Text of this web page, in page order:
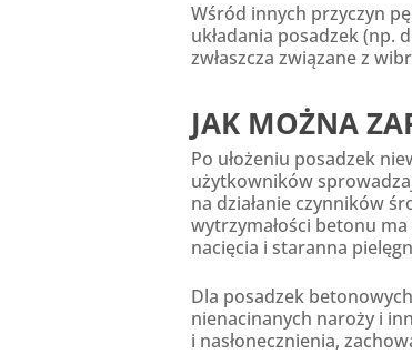
Wśród innych przyczyn
układania posadzek (np.
zwłaszcza związane z
JAK MOŻNA
Po ułożeniu posadzek
użytkowników
na działanie czynników
wytrzymałości betonu
nacięcia i staranna
Dla posadzek
nienacinanych naroży i
i nasłonecznienia,